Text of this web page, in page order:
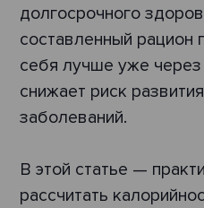
долгосрочного
составленный рацион
себя лучше уже
снижает риск
заболеваний.
В этой статье —
рассчитать